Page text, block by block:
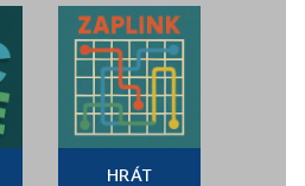
HRÁT